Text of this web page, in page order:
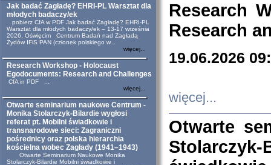
Jak badać Zagładę? EHRI-PL Warsztat dla
młodych badaczy/ek
pobierz CfA w PDF Jak badać Zagładę? EHRI-PL
Warsztat dla młodych badaczy/ek – 13-17 września
2026, Oświęcim Centrum Badań nad Zagładą
Żydów IFiS PAN (członek polskiego w...
więcej...
Research Workshop - Holocaust
Egodocuments: Research and Challenges
CfA in PDF ...
więcej...
Otwarte seminarium naukowe Centrum -
Monika Stolarczyk-Bilardie wygłosi
referat pt. Mobilni świadkowie i
transnarodowe sieci: Zagraniczni
pośrednicy oraz polska hierarchia
kościelna wobec Zagłady (1941–1943)
Otwarte Seminarium Naukowe Monika
Stolarczyk-Bilardie Mobilni świadkowie i
Research
Research
19.06.2026
więcej...
Otwarte